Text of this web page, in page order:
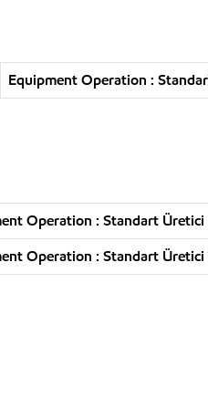
Equipment Operation :
Operation : Standart Üretici
Operation : Standart Üretici